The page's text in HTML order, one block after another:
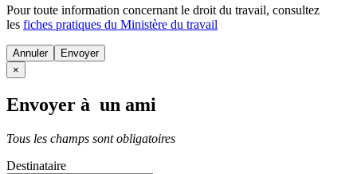
Pour toute information concernant le droit du travail, consultez
les fiches pratiques du Ministère du travail
Annuler
×
Envoyer à un ami
Tous les champs sont obligatoires
Destinataire